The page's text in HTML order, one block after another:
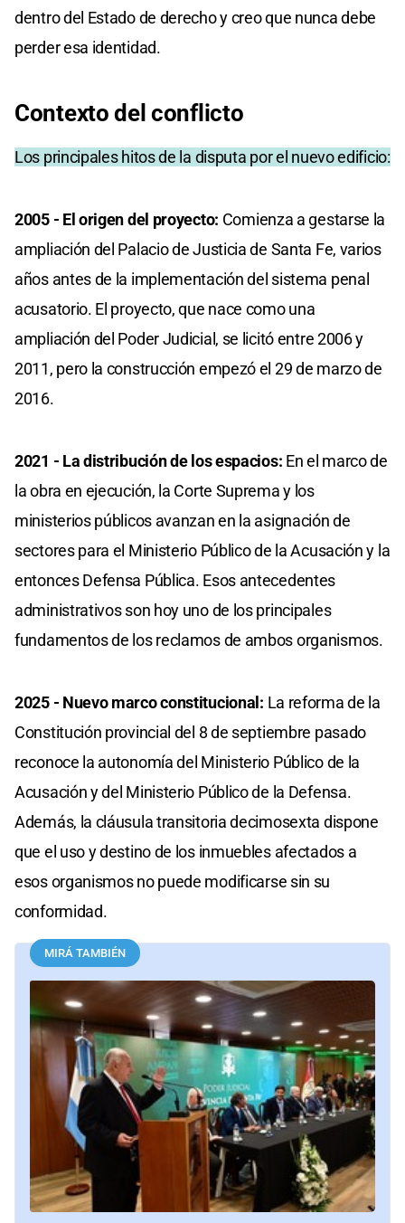
dentro del Estado de derecho y creo que nunca debe
perder esa identidad.
Contexto del conflicto
Los principales hitos de la disputa por el nuevo edificio:
2005 - El origen del proyecto: Comienza a gestarse la
ampliación del Palacio de Justicia de Santa Fe, varios
años antes de la implementación del sistema penal
acusatorio. El proyecto, que nace como una
ampliación del Poder Judicial, se licitó entre 2006 y
2011, pero la construcción empezó el 29 de marzo de
2016.
2021 - La distribución de los espacios: En el marco de
la obra en ejecución, la Corte Suprema y los
ministerios públicos avanzan en la asignación de
sectores para el Ministerio Público de la Acusación y la
entonces Defensa Pública. Esos antecedentes
administrativos son hoy uno de los principales
fundamentos de los reclamos de ambos organismos.
2025 - Nuevo marco constitucional: La reforma de la
Constitución provincial del 8 de septiembre pasado
reconoce la autonomía del Ministerio Público de la
Acusación y del Ministerio Público de la Defensa.
Además, la cláusula transitoria decimosexta dispone
que el uso y destino de los inmuebles afectados a
esos organismos no puede modificarse sin su
conformidad.
MIRÁ TAMBIÉN